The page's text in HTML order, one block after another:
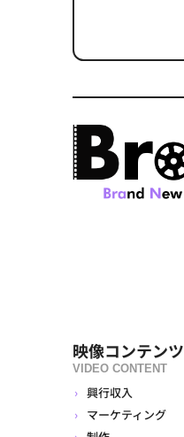
映像コンテンツ
VIDEO CONTENT
興行収入
マーケティング